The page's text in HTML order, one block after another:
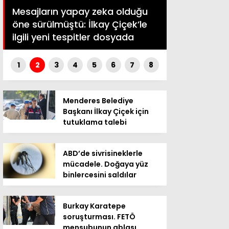
Mesajların yapay zeka olduğu
öne sürülmüştü: İlkay Çiçek’le
ilgili yeni tespitler dosyada
1 2 3 4 5 6 7 8
Menderes Belediye
Başkanı İlkay Çiçek için
tutuklama talebi
ABD’de sivrisineklerle
mücadele. Doğaya yüz
binlercesini saldılar
Burkay Karatepe
soruşturması. FETÖ